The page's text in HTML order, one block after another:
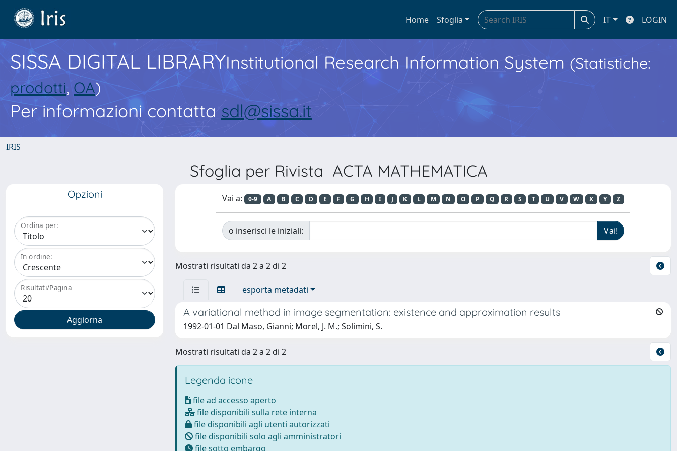
Home Sfoglia IT LOGIN
SISSA DIGITAL LIBRARYInstitutional Research Information System (Statistiche:
prodotti, OA)
Per informazioni contatta sdl@sissa.it
IRIS
Sfoglia per Rivista ACTA MATHEMATICA
Opzioni
Ordina per:
In ordine:
Risultati/Pagina
Vai a: 0-9 A B C D E F G H I J K L M N O P Q R S T U V W X Y Z
o inserisci le iniziali:
Mostrati risultati da 2 a 2 di 2
esporta metadati
A variational method in image segmentation: existence and approximation results
1992-01-01 Dal Maso, Gianni; Morel, J. M.; Solimini, S.
Mostrati risultati da 2 a 2 di 2
Legenda icone
file ad accesso aperto
file disponibili sulla rete interna
file disponibili agli utenti autorizzati
file disponibili solo agli amministratori
file sotto embargo